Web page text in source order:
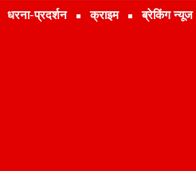
धरना-प्रदर्शन क्राइम ब्रेकिंग न्यूज